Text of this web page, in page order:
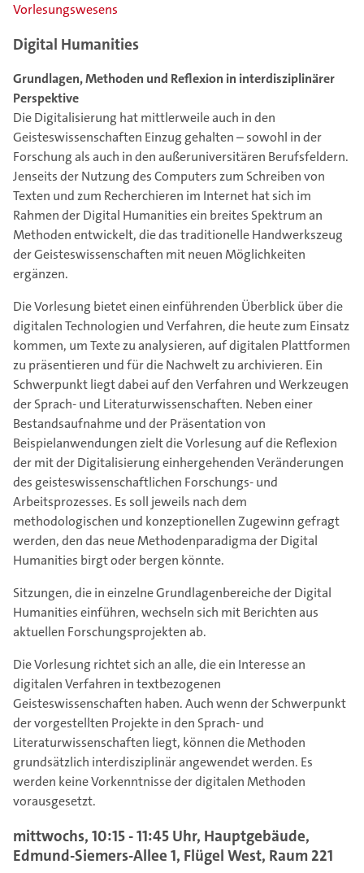
Vorlesungswesens
Digital Humanities
Grundlagen, Methoden und Reflexion in interdisziplinärer
Perspektive
Die Digitalisierung hat mittlerweile auch in den
Geisteswissenschaften Einzug gehalten – sowohl in der
Forschung als auch in den außeruniversitären Berufsfeldern.
Jenseits der Nutzung des Computers zum Schreiben von
Texten und zum Recherchieren im Internet hat sich im
Rahmen der Digital Humanities ein breites Spektrum an
Methoden entwickelt, die das traditionelle Handwerkszeug
der Geisteswissenschaften mit neuen Möglichkeiten
ergänzen.
Die Vorlesung bietet einen einführenden Überblick über die
digitalen Technologien und Verfahren, die heute zum Einsatz
kommen, um Texte zu analysieren, auf digitalen Plattformen
zu präsentieren und für die Nachwelt zu archivieren. Ein
Schwerpunkt liegt dabei auf den Verfahren und Werkzeugen
der Sprach- und Literaturwissenschaften. Neben einer
Bestandsaufnahme und der Präsentation von
Beispielanwendungen zielt die Vorlesung auf die Reflexion
der mit der Digitalisierung einhergehenden Veränderungen
des geisteswissenschaftlichen Forschungs- und
Arbeitsprozesses. Es soll jeweils nach dem
methodologischen und konzeptionellen Zugewinn gefragt
werden, den das neue Methodenparadigma der Digital
Humanities birgt oder bergen könnte.
Sitzungen, die in einzelne Grundlagenbereiche der Digital
Humanities einführen, wechseln sich mit Berichten aus
aktuellen Forschungsprojekten ab.
Die Vorlesung richtet sich an alle, die ein Interesse an
digitalen Verfahren in textbezogenen
Geisteswissenschaften haben. Auch wenn der Schwerpunkt
der vorgestellten Projekte in den Sprach- und
Literaturwissenschaften liegt, können die Methoden
grundsätzlich interdisziplinär angewendet werden. Es
werden keine Vorkenntnisse der digitalen Methoden
vorausgesetzt.
mittwochs, 10:15 - 11:45 Uhr, Hauptgebäude,
Edmund-Siemers-Allee 1, Flügel West, Raum 221